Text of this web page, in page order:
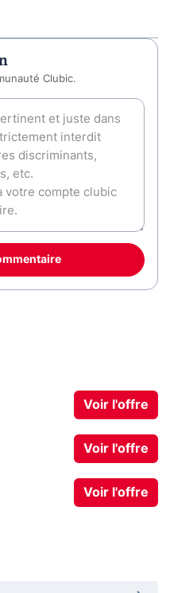
Clubic.
Voir l'offre
Voir l'offre
Voir l'offre